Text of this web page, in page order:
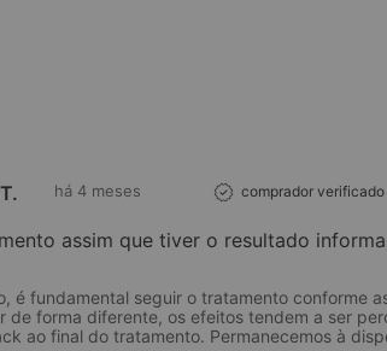
há 4 meses comprador verificado
assim que tiver o resultado
é fundamental seguir o tratamento conforme
de forma diferente, os efeitos tendem a ser
ao final do tratamento. Permanecemos à